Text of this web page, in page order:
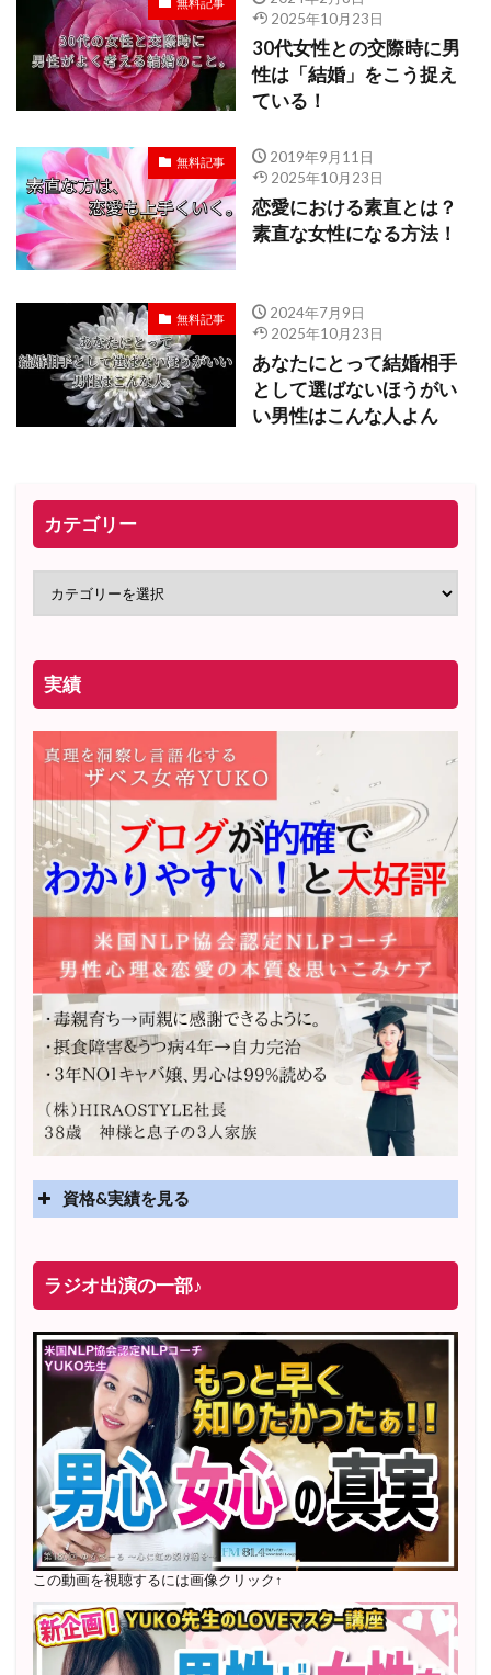
無料記事
2025年10月23日
30代女性との交際時に男
性は「結婚」をこう捉え
ている！
無料記事
2019年9月11日
2025年10月23日
恋愛における素直とは？
素直な女性になる方法！
無料記事
2024年7月9日
2025年10月23日
あなたにとって結婚相手
として選ばないほうがい
い男性はこんな人よん
カテゴリー
実績
資格&実績を見る
2025年4月〜 altruismコミュニティ×講座オンラインサ
2025年5月〜 FMラジオ79.9「LOVEマスター講座」準
レギュラー出演中！
2023年12月〜 FM81.4ラジオFMハイホー「LOVEマス
ター講座」準レギュラー出演中！
〜2025年5月 個別セッション相談実績 1500名越え
2022年6月〜24年7月 自己肯定感を高めるメールレッス
ン1000名以上参加
〜2024年7月 恋愛テキスト動画セット販売実績
ラジオ出演の一部♪
この動画を視聴するには画像クリック↑